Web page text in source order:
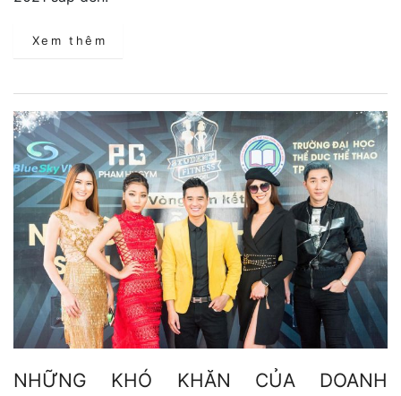
Xem thêm
NHỮNG KHÓ KHĂN CỦA DOANH